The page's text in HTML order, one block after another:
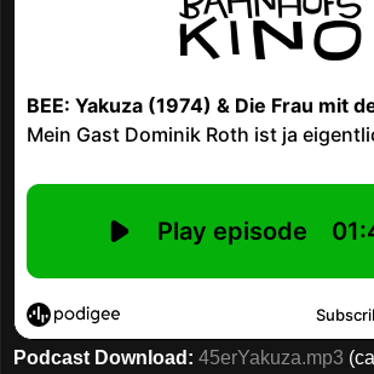
Podcast Download: 45erYakuza.mp3